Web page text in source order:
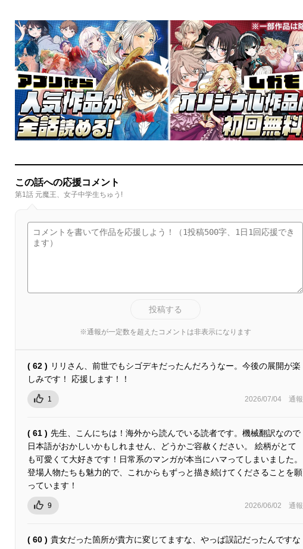
この話への応援コメント
第1話 元魔王、女子中学生ちゅう!
投稿する
※通報が一定数を超えたコメントは非表示になります
( 62 ) リリさん、前世でもシゴデキだったんだろうなー。今後の展開が楽
しみです！ 応援します！！
1 2026/07/04 通報
( 61 ) 先生、こんにちは！海外から読んでいる読者です。機械翻訳なので
日本語がおかしいかもしれません、どうかご容赦ください。 絵柄がとて
も可愛くて大好きです！日常系のマンガが本当にハマってしまいました。
登場人物たちも魅力的で、これからもずっと描き続けてくださることを願
っています！
9 2026/06/02 通報
( 60 ) 貴女だった箇所が貴方に変じてますな、やっぱ誤記だったんですな